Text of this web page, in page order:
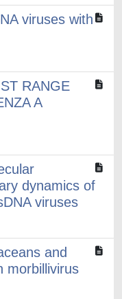
viruses with
RANGE
A
dynamics of
viruses
and
morbillivirus